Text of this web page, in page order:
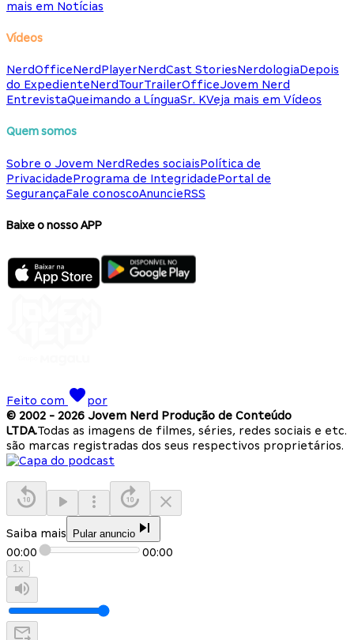
mais em Notícias
Vídeos
NerdOfficeNerdPlayerNerdCast StoriesNerdologiaDepois
do ExpedienteNerdTourTrailerOfficeJovem Nerd
EntrevistaQueimando a LínguaSr. KVeja mais em Vídeos
Quem somos
Sobre o Jovem NerdRedes sociaisPolítica de
PrivacidadePrograma de IntegridadePortal de
SegurançaFale conoscoAnuncieRSS
Baixe o nosso APP
Feito com
por
© 2002 - 2026 Jovem Nerd Produção de Conteúdo
LTDA.Todas as imagens de filmes, séries, redes sociais e etc.
são marcas registradas dos seus respectivos proprietários.
Saiba mais Pular anuncio
00:00 00:00
1x